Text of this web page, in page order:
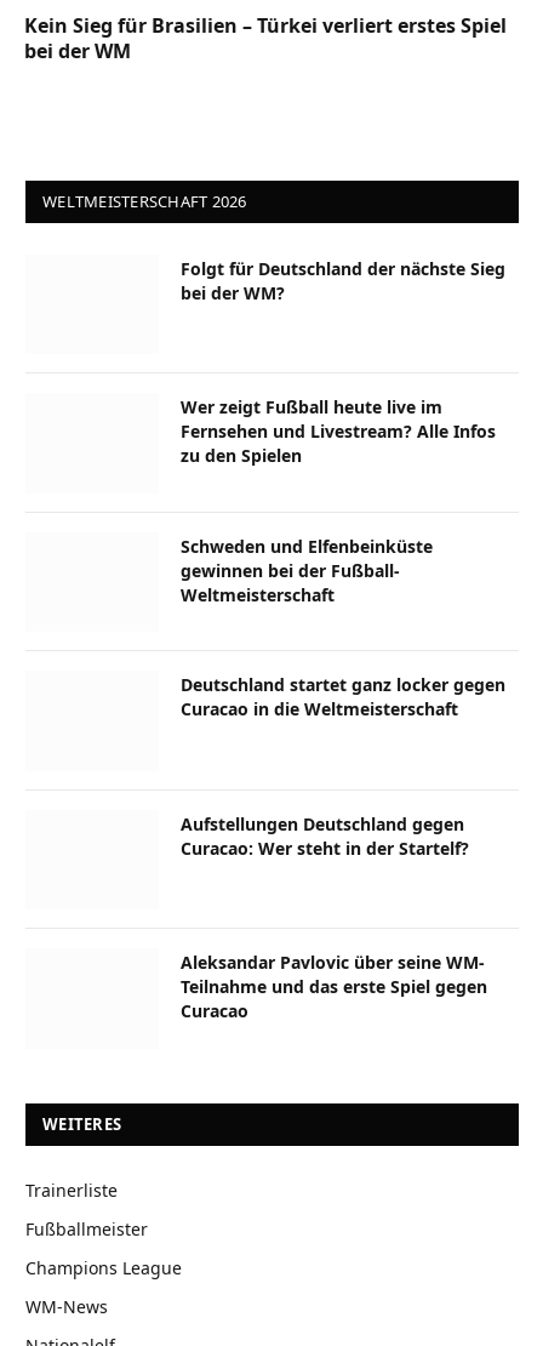
Kein Sieg für Brasilien – Türkei verliert erstes Spiel
bei der WM
WELTMEISTERSCHAFT 2026
Folgt für Deutschland der nächste Sieg
bei der WM?
Wer zeigt Fußball heute live im
Fernsehen und Livestream? Alle Infos
zu den Spielen
Schweden und Elfenbeinküste
gewinnen bei der Fußball-
Weltmeisterschaft
Deutschland startet ganz locker gegen
Curacao in die Weltmeisterschaft
Aufstellungen Deutschland gegen
Curacao: Wer steht in der Startelf?
Aleksandar Pavlovic über seine WM-
Teilnahme und das erste Spiel gegen
Curacao
WEITERES
Trainerliste
Fußballmeister
Champions League
WM-News